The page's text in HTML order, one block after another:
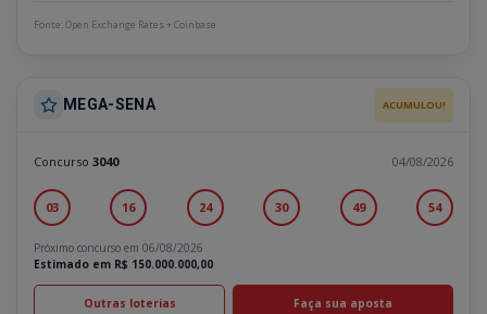
Fonte: Open Exchange Rates + Coinbase
MEGA-SENA ACUMULOU!
Concurso 3040 04/08/2026
03 16 24 30 49 54
Próximo concurso em 06/08/2026
Estimado em R$ 150.000.000,00
Outras loterias Faça sua aposta